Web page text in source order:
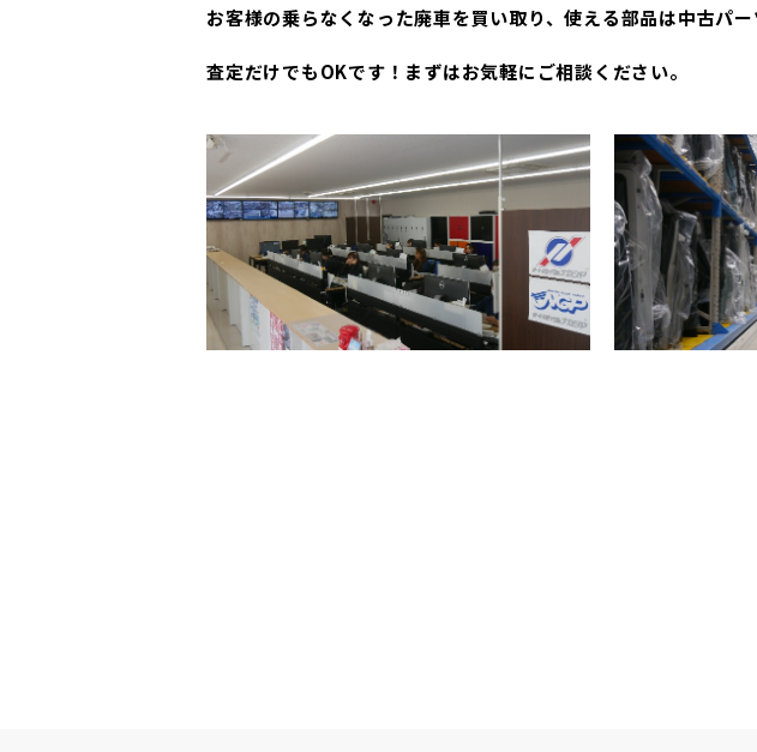
お客様の乗らなくなった廃車を買い取り、使える部品は中古パ
査定だけでもOKです！まずはお気軽にご相談ください。